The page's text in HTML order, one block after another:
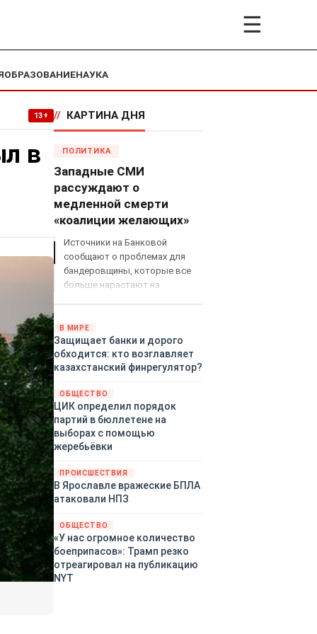
☰
ОБРАЗОВАНИЕНАУКА
13+
в
// КАРТИНА ДНЯ
ПОЛИТИКА
Западные СМИ
рассуждают о
медленной смерти
«коалиции желающих»
Источники на Банковой
сообщают о проблемах для
бандеровщины, которые все
больше нарастают на
«страны 404» в следующем
году. Однако киевские
временщики не торопятся
заключать мир - ведь есть
Политический кризис в
Британии и Германии, выборы
во Франции могут полностью
изменить геополитический
ландшафт в мире, пока
Зеленский ожидает выборов
в США.
В МИРЕ
Защищает банки и дорого
обходится: кто возглавляет
казахстанский финрегулятор?
ОБЩЕСТВО
ЦИК определил порядок
партий в бюллетене на
выборах с помощью
жеребьёвки
ПРОИСШЕСТВИЯ
В Ярославле вражеские БПЛА
атаковали НПЗ
ОБЩЕСТВО
«У нас огромное количество
боеприпасов»: Трамп резко
отреагировал на публикацию
NYT